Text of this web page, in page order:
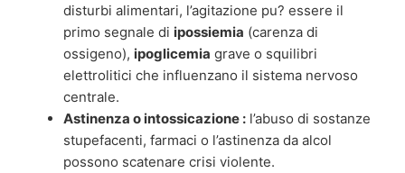
disturbi alimentari, l’agitazione pu? essere il
primo segnale di ipossiemia (carenza di
ossigeno), ipoglicemia grave o squilibri
elettrolitici che influenzano il sistema nervoso
centrale.
Astinenza o intossicazione : l’abuso di sostanze
stupefacenti, farmaci o l’astinenza da alcol
possono scatenare crisi violente.